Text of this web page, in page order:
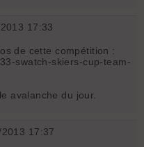
17:33
de cette compétition :
swatch-skiers-cup-team-
avalanche du jour.
17:37